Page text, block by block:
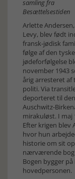
samling fra
Besættelsestiden
Arlette
Levy, blev født
fransk-jødisk
følge af den tyske
jødeforfølgelse
november 1943
årig arresteret af
politi. Via
deporteret til
Auschwitz-
mirakuløst. I maj
Efter krigen blev
hvor hun
historie om sit
nærværende bog
Bogen bygger
hovedpersonen.